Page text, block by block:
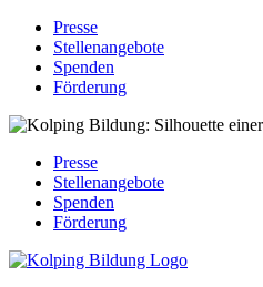
Presse
Stellenangebote
Spenden
Förderung
Presse
Stellenangebote
Spenden
Förderung